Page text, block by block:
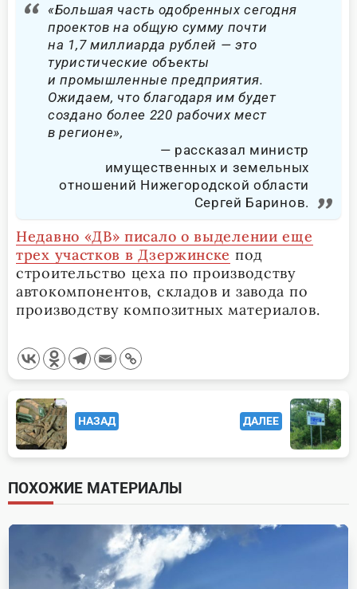
«Большая часть одобренных сегодня
проектов на общую сумму почти
на 1,7 миллиарда рублей — это
туристические объекты
и промышленные предприятия.
Ожидаем, что благодаря им будет
создано более 220 рабочих мест
в регионе»,
рассказал министр
имущественных и земельных
отношений Нижегородской области
Сергей Баринов.
Недавно «ДВ» писало о выделении еще
трех участков в Дзержинске под
строительство цеха по производству
автокомпонентов, складов и завода по
производству композитных материалов.
<span
class="nav-
subtitle
screen-
reader-
text">Page</span>
НАЗАД ДАЛЕЕ
ПОХОЖИЕ МАТЕРИАЛЫ